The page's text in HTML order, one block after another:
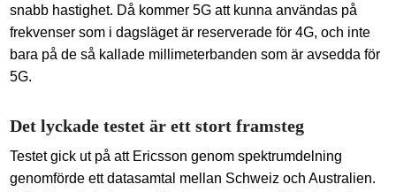
snabb hastighet. Då kommer 5G att kunna användas på
frekvenser som i dagsläget är reserverade för 4G, och inte
bara på de så kallade millimeterbanden som är avsedda för
5G.
Det lyckade testet är ett stort framsteg
Testet gick ut på att Ericsson genom spektrumdelning
genomförde ett datasamtal mellan Schweiz och Australien.